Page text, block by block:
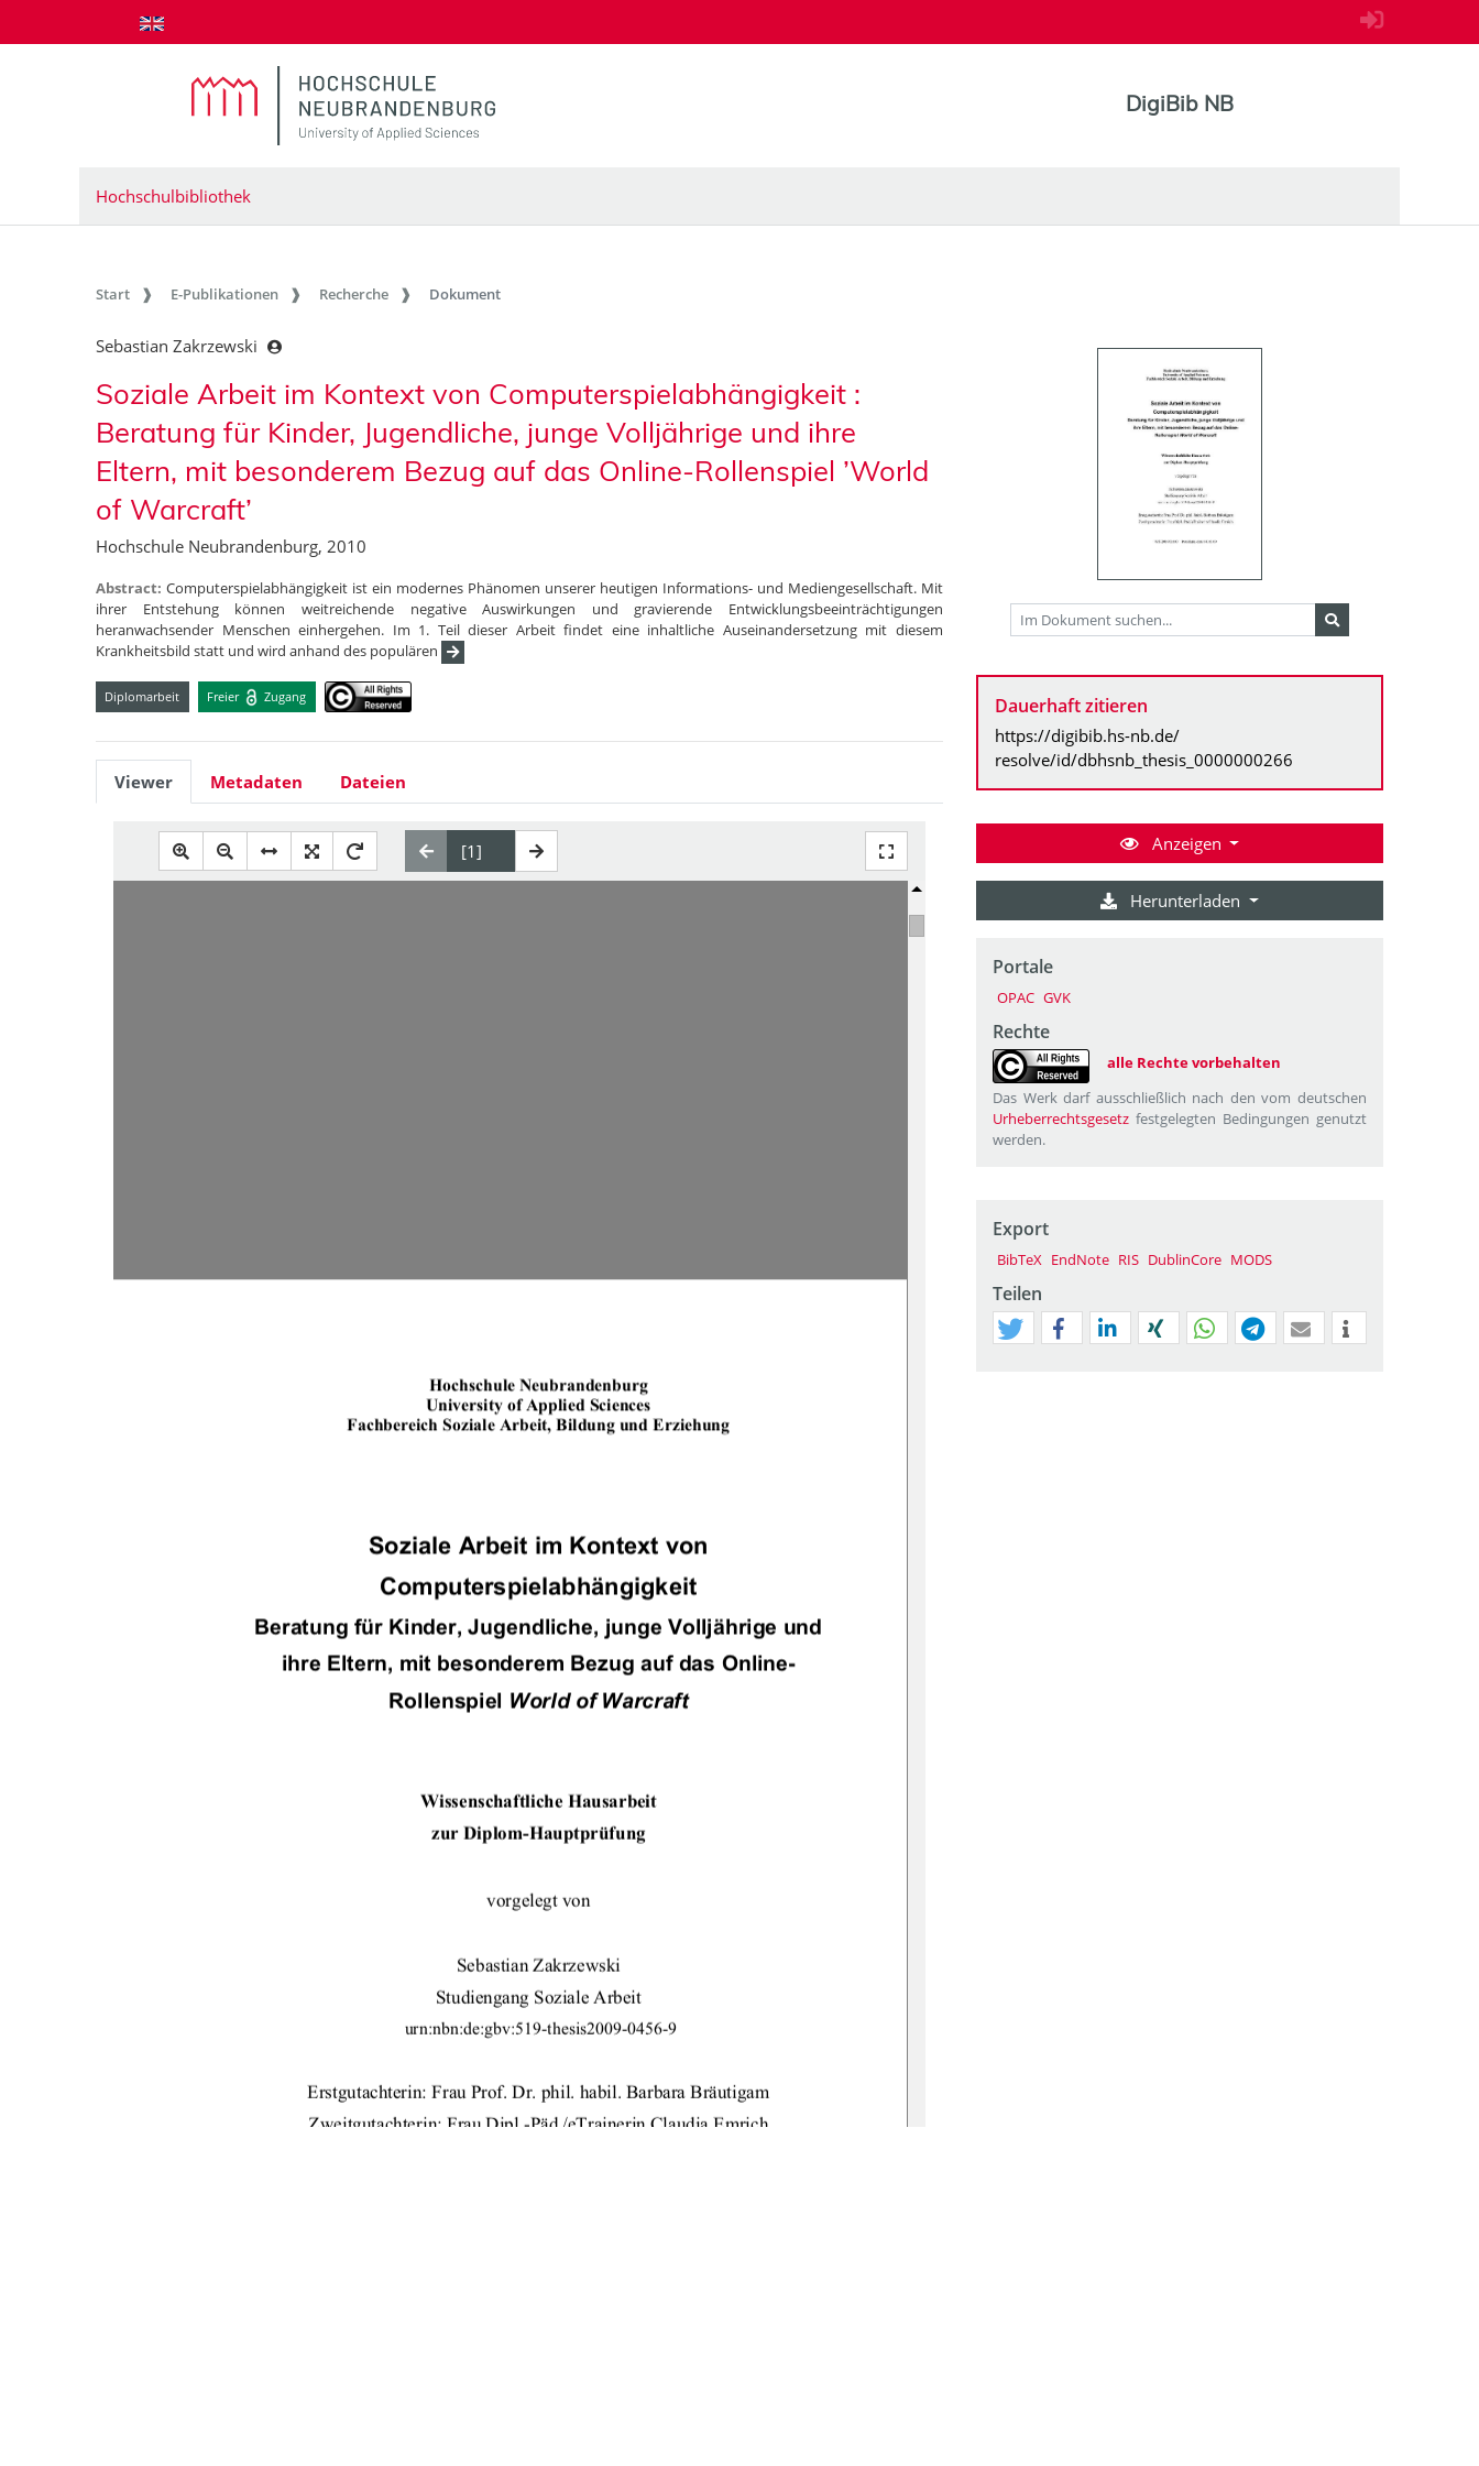
zum Inhalt springen
DigiBib NB
Hochschulbibliothek
Start E-Publikationen Recherche Dokument
Sebastian Zakrzewski
Soziale Arbeit im Kontext von Computerspielabhängigkeit :
Beratung für Kinder, Jugendliche, junge Volljährige und ihre
Eltern, mit besonderem Bezug auf das Online-Rollenspiel ’World
of Warcraft’
Hochschule Neubrandenburg, 2010
Abstract: Computerspielabhängigkeit ist ein modernes Phänomen unserer heutigen Informations- und Mediengesellschaft. Mit
ihrer Entstehung können weitreichende negative Auswirkungen und gravierende Entwicklungsbeeinträchtigungen
heranwachsender Menschen einhergehen. Im 1. Teil dieser Arbeit findet eine inhaltliche Auseinandersetzung mit diesem
Krankheitsbild statt und wird anhand des populären
Diplomarbeit Freier Zugang
Viewer Metadaten Dateien
Hochschule Neubrandenburg
University of Applied Sciences
Fachbereich Soziale Arbeit, Bildung und Erziehung
Soziale Arbeit im Kontext von
Computerspielabhängigkeit
Beratung für Kinder, Jugend liche, junge Volljährige und
ihre Eltern, mit besonderem Bezug auf das Online-
Rollenspiel World of Warcraft
Wissenschaftliche Hausarbeit
zur Diplom-Hauptprüfung
vorgelegt von
Sebastian Zakrzewski
Studiengang Soziale Arbeit
urn:nbn:de:gbv:519-thesis2009-0456-9
Erstgutachterin: Frau Prof. Dr. phil. habil. Barbara Bräutigam
Zweitgutachterin: Frau Dipl.-Päd./eTrainerin Claudia Emrich
Dauerhaft zitieren
https://digibib.hs-nb.de/
resolve/id/dbhsnb_thesis_0000000266
Anzeigen
Herunterladen
Portale
OPAC GVK
Rechte
alle Rechte vorbehalten
Das Werk darf ausschließlich nach den vom deutschen
Urheberrechtsgesetz festgelegten Bedingungen genutzt
werden.
Export
BibTeX EndNote RIS DublinCore MODS
Teilen